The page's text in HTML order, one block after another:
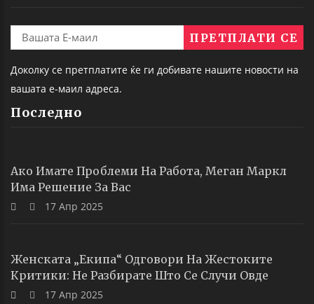
Доколку се претплатите ќе ги добивате нашите новости на
вашата е-маил адреса.
Последно
Ако Имате Проблеми На Работа, Меган Маркл
Има Решение За Вас
17 Апр 2025
Женската „екипа“ Одговори На Жестоките
Критики: Не Разбирате Што Се Случи Овде
17 Апр 2025